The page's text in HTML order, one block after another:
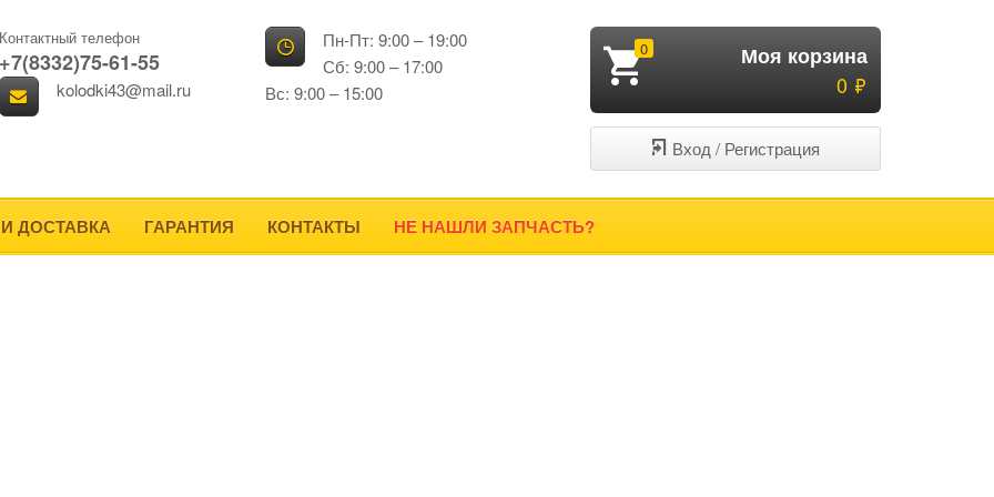
0
Моя корзина
0
Вход / Регистрация
Контактный телефон
+7(8332)75-61-55
kolodki43@mail.ru
Пн-Пт: 9:00 – 19:00
Сб: 9:00 – 17:00
Вс: 9:00 – 15:00
ДОСТАВКА ГАРАНТИЯ КОНТАКТЫ НЕ НАШЛИ ЗАПЧАСТЬ?